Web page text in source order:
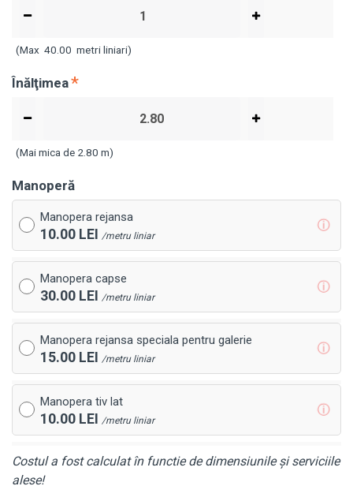
(Max 40.00 metri liniari)
Înălţimea
(Mai mica de 2.80 m)
Manoperă
Manopera rejansa
10.00 LEI /metru liniar
ⓘ
Manopera capse
30.00 LEI /metru liniar
ⓘ
Manopera rejansa speciala pentru galerie
15.00 LEI /metru liniar
ⓘ
Manopera tiv lat
10.00 LEI /metru liniar
ⓘ
Costul a fost calculat în functie de dimensiunile și serviciile
alese!